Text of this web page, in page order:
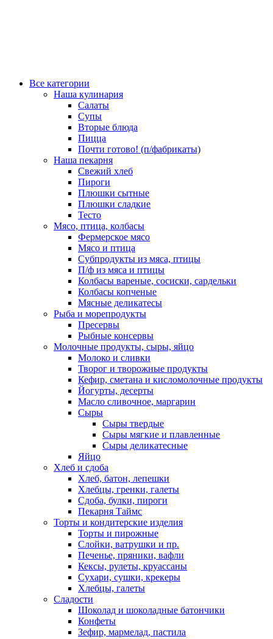
Все категории
Наша кулинария
Салаты
Супы
Вторые блюда
Пицца
Почти готово! (п/фабрикаты)
Наша пекарня
Свежий хлеб
Пироги
Плюшки сытные
Плюшки сладкие
Тесто
Мясо, птица, колбасы
Фермерское мясо
Мясо и птица
Субпродукты из мяса, птицы
П/ф из мяса и птицы
Колбасы вареные, сосиски, сардельки
Колбасы копченые
Мясные деликатесы
Рыба и морепродукты
Пресервы
Рыбные консервы
Молочные продукты, сыры, яйцо
Молоко и сливки
Творог и творожные продукты
Кефир, сметана и кисломолочные продукты
Йогурты, десерты
Масло сливочное, маргарин
Сыры
Сыры твердые
Сыры мягкие и плавленные
Сыры деликатесные
Яйцо
Хлеб и сдоба
Хлеб, батон, лепешки
Хлебцы, гренки, галеты
Сдоба, булки, пироги
Пекарня Таймс
Торты и кондитерские изделия
Торты и пирожные
Слойки, ватрушки и пр.
Печенье, пряники, вафли
Кексы, рулеты, круассаны
Сухари, сушки, крекеры
Хлебцы, галеты
Сладости
Шоколад и шоколадные батончики
Конфеты
Зефир, мармелад, пастила